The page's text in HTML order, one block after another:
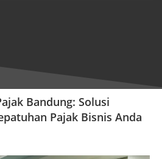
Bandung: Solusi
Pajak Bisnis Anda​